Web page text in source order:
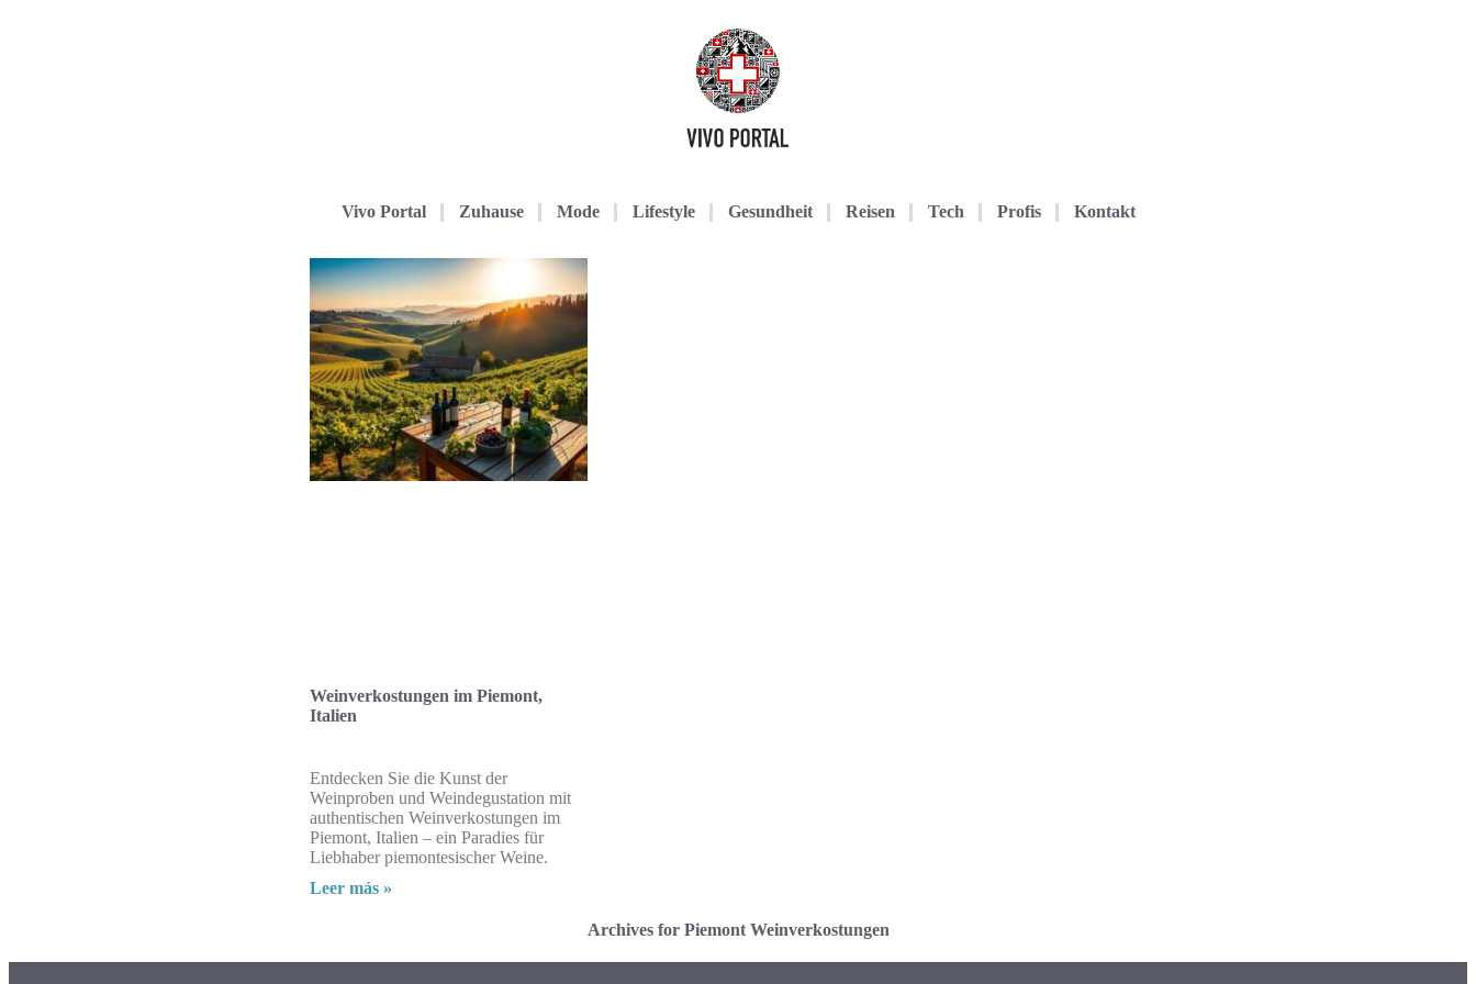
Vivo Portal Zuhause Mode Lifestyle Gesundheit Reisen Tech Profis Kontakt
Weinverkostungen im Piemont,
Italien
Entdecken Sie die Kunst der
Weinproben und Weindegustation mit
authentischen Weinverkostungen im
Piemont, Italien – ein Paradies für
Liebhaber piemontesischer Weine.
Leer más »
Archives for Piemont Weinverkostungen